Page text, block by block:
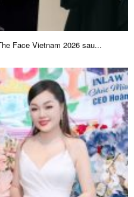
Face Vietnam 2026 sau...